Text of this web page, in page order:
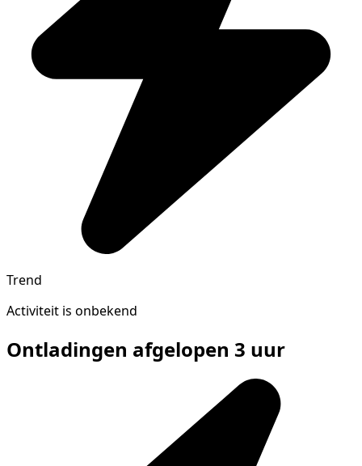
Trend
Activiteit is onbekend
Ontladingen afgelopen 3 uur